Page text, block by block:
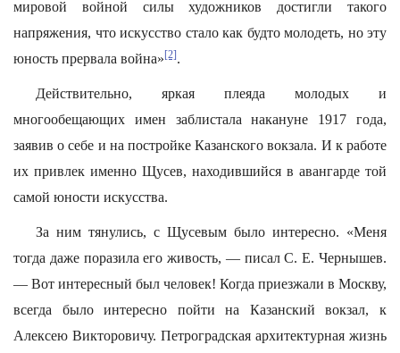
мировой войной силы художников достигли такого
напряжения, что искусство стало как будто молодеть, но эту
юность прервала война»[2].
Действительно, яркая плеяда молодых и
многообещающих имен заблистала накануне 1917 года,
заявив о себе и на постройке Казанского вокзала. И к работе
их привлек именно Щусев, находившийся в авангарде той
самой юности искусства.
За ним тянулись, с Щусевым было интересно. «Меня
тогда даже поразила его живость, — писал С. Е. Чернышев.
— Вот интересный был человек! Когда приезжали в Москву,
всегда было интересно пойти на Казанский вокзал, к
Алексею Викторовичу. Петроградская архитектурная жизнь